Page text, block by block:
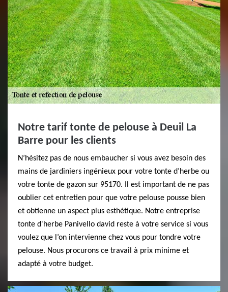
Notre tarif tonte de pelouse à Deuil La
Barre pour les clients
N’hésitez pas de nous embaucher si vous avez besoin des
mains de jardiniers ingénieux pour votre tonte d’herbe ou
votre tonte de gazon sur 95170. Il est important de ne pas
oublier cet entretien pour que votre pelouse pousse bien
et obtienne un aspect plus esthétique. Notre entreprise
tonte d'herbe Panivello david reste à votre service si vous
voulez que l’on intervienne chez vous pour tondre votre
pelouse. Nous procurons ce travail à prix minime et
adapté à votre budget.